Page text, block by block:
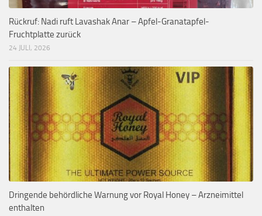
Rückruf: Nadi ruft Lavashak Anar – Apfel-Granatapfel-
Fruchtplatte zurück
24 JULI, 2026
Dringende behördliche Warnung vor Royal Honey – Arzneimittel
enthalten